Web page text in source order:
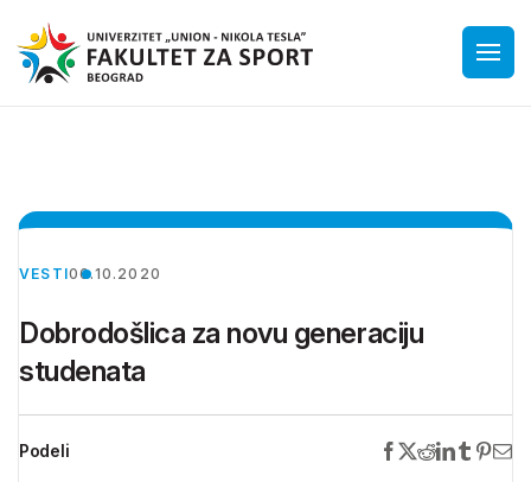
VESTI06.10.2020
Dobrodošlica za novu generaciju
studenata
Podeli